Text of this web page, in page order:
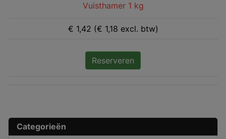
Categorieën
Vuisthamer 1 kg
€ 1,42 (€ 1,18 excl. btw)
Reserveren